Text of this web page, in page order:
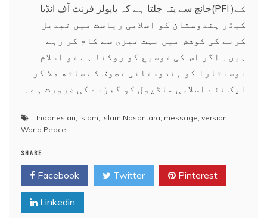
جانچ سے پتہ چلتا ہے کہ پاپولر فرنٹ آف انڈیا(PFI )کے
کیڈر ہندوستان کو اسلامی ریاست میں تبدیل
کرنے کی کوشش میں بہت تیزی سے کام کر رہے
ہیں۔ اگر اس کی توسیع کو روکنا ہے تو اسلام
نوسنتارا کو ہندوستانی تصوف کے ساتھ ملا کر
ایک نئے اسلامی ماڈیول کو گھڑنے کی ضرورت ہے۔
Indonesian Islam Islam Nosantara message version
World Peace
SHARE
Facebook Twitter Pinterest
Linkedin